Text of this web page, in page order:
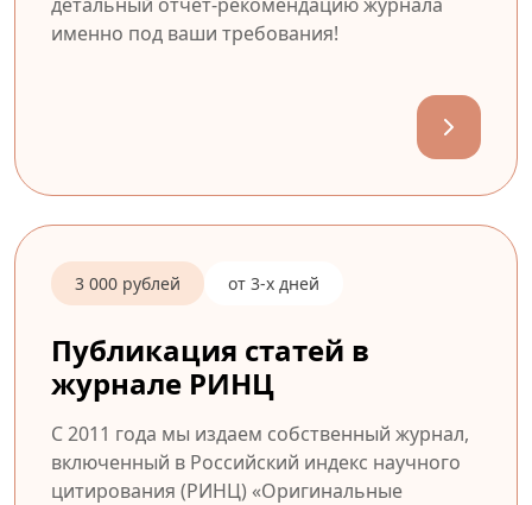
именно под ваши требования!
3 000 рублей от 3-х дней
Публикация статей в
журнале РИНЦ
С 2011 года мы издаем собственный журнал,
включенный в Российский индекс научного
цитирования (РИНЦ) «Оригинальные